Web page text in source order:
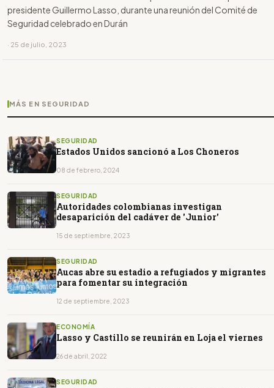
presidente Guillermo Lasso, durante una reunión del Comité de
Seguridad celebrado en Durán
· 25 de julio, 2023
MÁS EN SEGURIDAD
SEGURIDAD
Estados Unidos sancionó a Los Choneros
08 de febrero, 2024
SEGURIDAD
Autoridades colombianas investigan
desaparición del cadáver de 'Junior'
15 de septiembre, 2023
SEGURIDAD
Aucas abre su estadio a refugiados y migrantes
para fomentar su integración
12 de septiembre, 2023
ECONOMÍA
Lasso y Castillo se reunirán en Loja el viernes
26 de abril, 2022
SEGURIDAD